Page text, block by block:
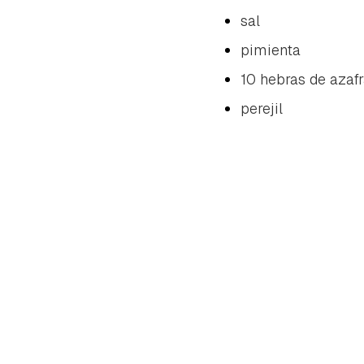
sal
pimienta
10 hebras de
perejil